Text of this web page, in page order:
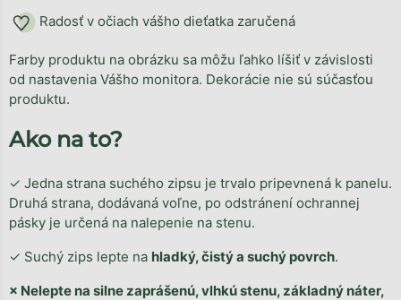
Radosť v očiach vášho dieťatka zaručená
Farby produktu na obrázku sa môžu ľahko líšiť v závislosti
od nastavenia Vášho monitora. Dekorácie nie sú súčasťou
produktu.
Ako na to?
✓ Jedna strana suchého zipsu je trvalo pripevnená k panelu.
Druhá strana, dodávaná voľne, po odstránení ochrannej
pásky je určená na nalepenie na stenu.
✓ Suchý zips lepte na hladký, čistý a suchý povrch.
× Nelepte na silne zaprášenú, vlhkú stenu, základný náter,